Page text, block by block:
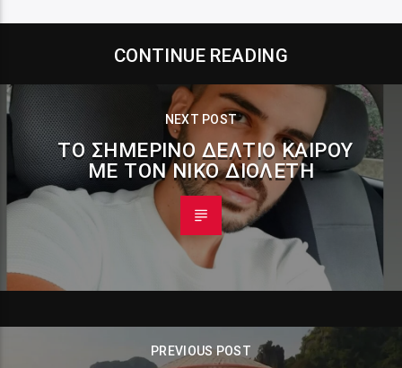
CONTINUE READING
NEXT POST
ΤΟ ΣΗΜΕΡΙΝΌ ΔΕΛΤΊΟ ΚΑΙΡΟΎ
ΜΕ ΤΟΝ ΝΊΚΟ ΔΙΟΛΈΤΗ
PREVIOUS POST